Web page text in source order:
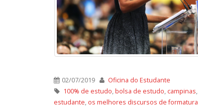
02/07/2019
Oficina do Estudante
100% de estudo,bolsa de estudo, campinas,
estudante, os melhores discursos de formatura